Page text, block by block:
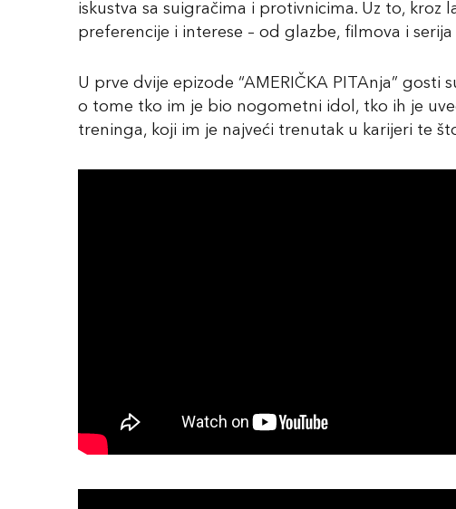
iskustva sa suigračima i protivnicima. Uz to,
preferencije i interese – od glazbe, filmova i
U prve dvije epizode “AMERIČKA PITAnja” gosti
o tome tko im je bio nogometni idol, tko ih je
treninga, koji im je najveći trenutak u karijeri te